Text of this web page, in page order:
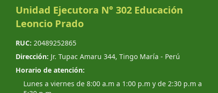
Unidad Ejecutora N° 302 Educación
Leoncio Prado
RUC: 20489252865
Dirección: Jr. Tupac Amaru 344, Tingo María - Perú
Horario de atención:
Lunes a viernes de 8:00 a.m a 1:00 p.m y de 2:30 p.m a